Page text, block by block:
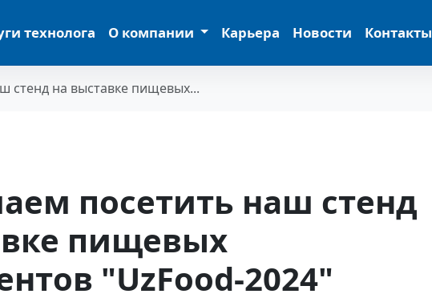
технолога О компании Карьера Новости Контакты
стенд на выставке пищевых...
посетить наш стенд
пищевых
"UzFood-2024"